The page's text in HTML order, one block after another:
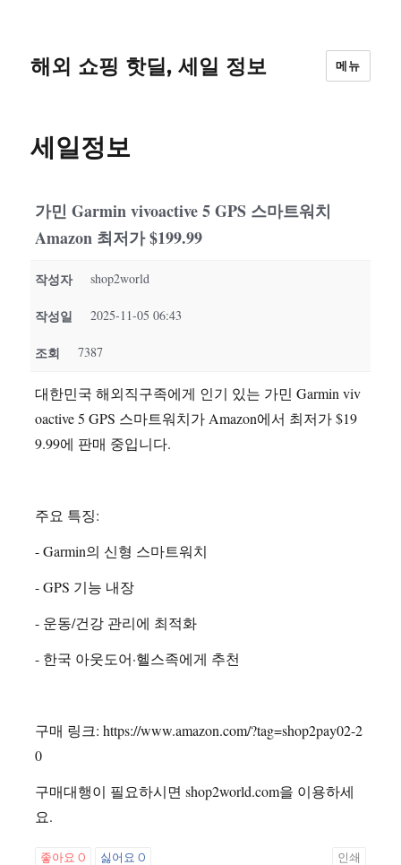
해외 쇼핑 핫딜, 세일 정보 메뉴
세일정보
가민 Garmin vivoactive 5 GPS 스마트워치
Amazon 최저가 $199.99
작성자 shop2world
작성일 2025-11-05 06:43
조회 7387
대한민국 해외직구족에게 인기 있는 가민 Garmin viv
oactive 5 GPS 스마트워치가 Amazon에서 최저가 $19
9.99에 판매 중입니다.
주요 특징:
- Garmin의 신형 스마트워치
- GPS 기능 내장
- 운동/건강 관리에 최적화
- 한국 아웃도어·헬스족에게 추천
구매 링크: https://www.amazon.com/?tag=shop2pay02-2
0
구매대행이 필요하시면 shop2world.com을 이용하세
요.
좋아요0 싫어요0 인쇄